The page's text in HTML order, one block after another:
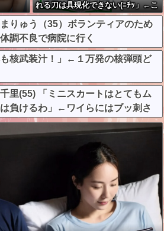
れる刀は具現化できない(ﾆﾁｯ」←こ
れ
まりゅう（35）ボランティアのため
調不良で病院に行く
核武装汁！」←１万発の核弾頭ど
千里(55) 「ミニスカートはとてもム
負けるわ」←ワイらにはブッ刺さ
うw w w w w w